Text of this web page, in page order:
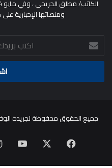
ومنصاتها الإخبارية
اكتب
بريدك
الالكتروني
جميع الحقوق محفوظة لجريدة
فيسبوك